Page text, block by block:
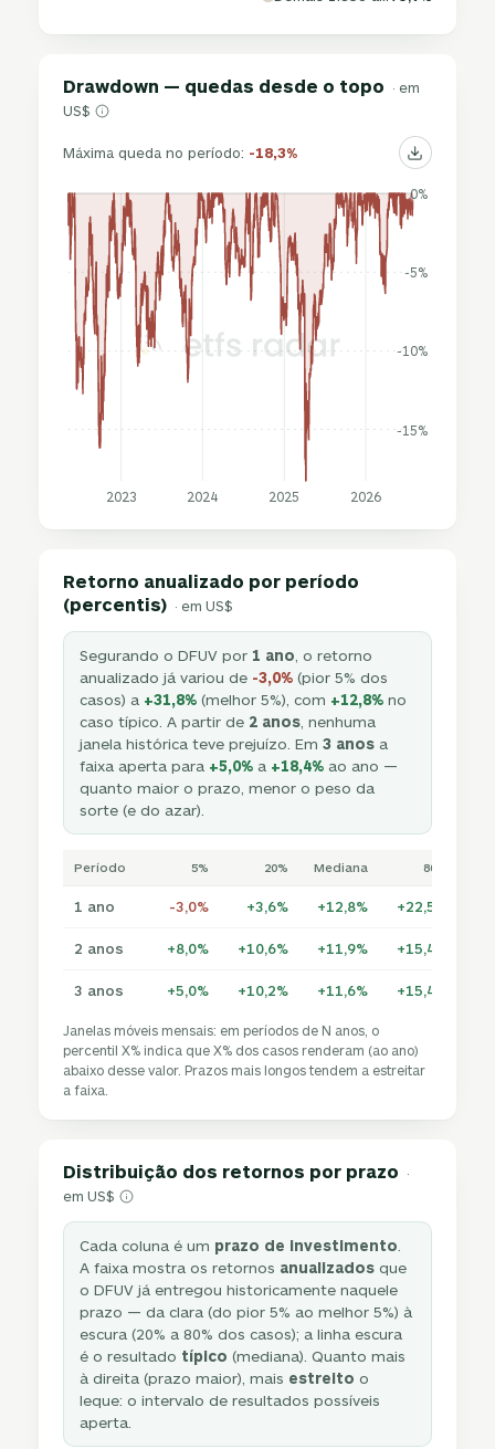
Drawdown — quedas desde o topo · em
US$
Máxima queda no período: -18,3%
-15%
-10%
-5%
0%
2023 2024 2025 2026
Retorno anualizado por período
(percentis) · em US$
Segurando o DFUV por 1 ano , o retorno
anualizado já variou de -3,0% (pior 5% dos
casos) a +31,8% (melhor 5%), com +12,8% no
caso típico. A partir de 2 anos , nenhuma
janela histórica teve prejuízo. Em3 anos a
faixa aperta para +5,0% a +18,4% ao ano —
quanto maior o prazo, menor o peso da
sorte (e do azar).
Período 5% 20% Mediana 80%
1 ano -3,0% +3,6% +12,8% +22,5%
2 anos +8,0% +10,6% +11,9% +15,4%
3 anos +5,0% +10,2% +11,6% +15,4%
Janelas móveis mensais: em períodos de N anos, o
percentil X% indica que X% dos casos renderam (ao ano)
abaixo desse valor. Prazos mais longos tendem a estreitar
a faixa.
Distribuição dos retornos por prazo ·
em US$
Cada coluna é um prazo de investimento
A faixa mostra os retornos anualizados que
o DFUV já entregou historicamente naquele
prazo — da clara (do pior 5% ao melhor 5%) à
escura (20% a 80% dos casos); a linha escura
é o resultado típico (mediana). Quanto mais
à direita (prazo maior), mais estreito o
leque: o intervalo de resultados possíveis
aperta.